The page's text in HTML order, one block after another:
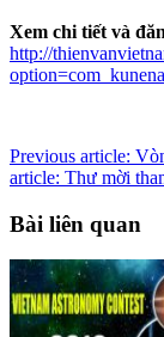
Xem chi tiết và
http://
Previous article:
article: Thư mời
Bài liên quan